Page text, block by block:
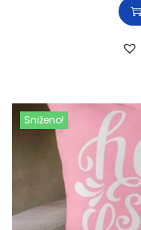
Sniženo!